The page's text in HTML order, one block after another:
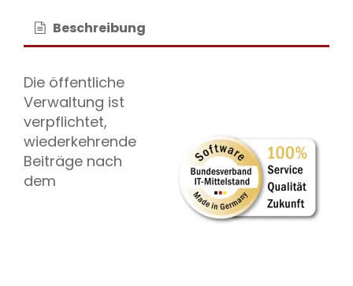
Beschreibung
Die öffentliche
Verwaltung ist
verpflichtet,
wiederkehrende
Beiträge nach
dem